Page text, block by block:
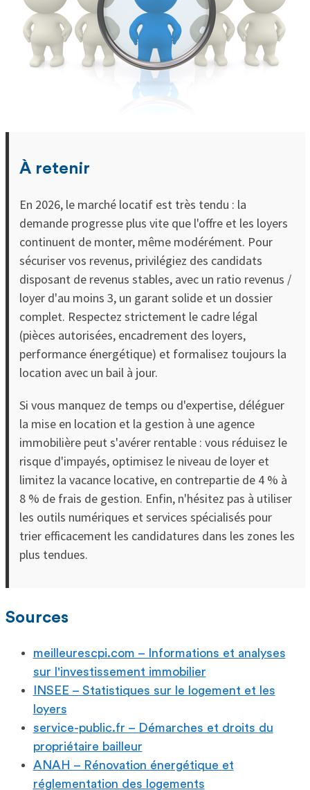
À retenir
En 2026, le marché locatif est très tendu : la
demande progresse plus vite que l'offre et les loyers
continuent de monter, même modérément. Pour
sécuriser vos revenus, privilégiez des candidats
disposant de revenus stables, avec un ratio revenus /
loyer d'au moins 3, un garant solide et un dossier
complet. Respectez strictement le cadre légal
(pièces autorisées, encadrement des loyers,
performance énergétique) et formalisez toujours la
location avec un bail à jour.
Si vous manquez de temps ou d'expertise, déléguer
la mise en location et la gestion à une agence
immobilière peut s'avérer rentable : vous réduisez le
risque d'impayés, optimisez le niveau de loyer et
limitez la vacance locative, en contrepartie de 4 % à
8 % de frais de gestion. Enfin, n'hésitez pas à utiliser
les outils numériques et services spécialisés pour
trier efficacement les candidatures dans les zones les
plus tendues.
Sources
meilleurescpi.com – Informations et analyses
sur l'investissement immobilier
INSEE – Statistiques sur le logement et les
loyers
service-public.fr – Démarches et droits du
propriétaire bailleur
ANAH – Rénovation énergétique et
réglementation des logements